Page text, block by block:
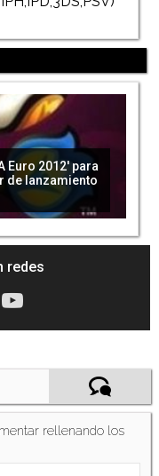
Euro 2012' para
de lanzamiento
redes
rellenando los